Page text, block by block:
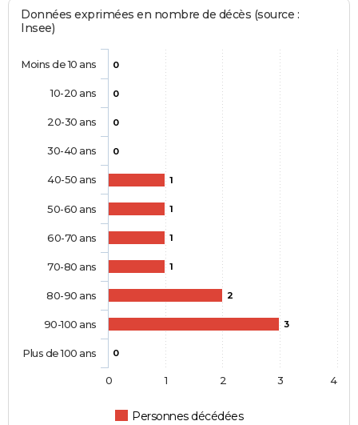
Données exprimées en nombre de décès (source :
Insee)
0
0
0
0
1
1
1
1
2
3
0
Personnes décédées
Moins de 10 ans
10-20 ans
20-30 ans
30-40 ans
40-50 ans
50-60 ans
60-70 ans
70-80 ans
80-90 ans
90-100 ans
Plus de 100 ans
0 1 2 3 4